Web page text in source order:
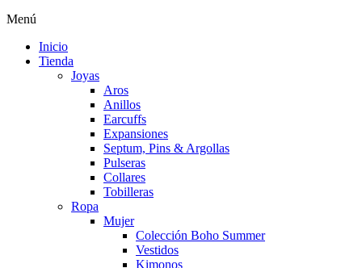
Menú
Inicio
Tienda
Joyas
Aros
Anillos
Earcuffs
Expansiones
Septum, Pins & Argollas
Pulseras
Collares
Tobilleras
Ropa
Mujer
Colección Boho Summer
Vestidos
Kimonos